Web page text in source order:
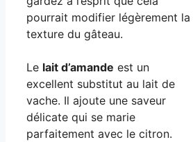
pourrait modifier légèrement la
texture du gâteau.
Le lait d’amande est un
excellent substitut au lait de
vache. Il ajoute une saveur
délicate qui se marie
parfaitement avec le citron.